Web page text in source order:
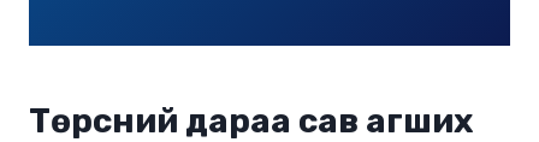
Төрсний дараа сав агших